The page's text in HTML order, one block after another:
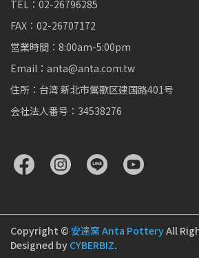
TEL：02-26796285
FAX：02-26707172
営業時間：8:00am-5:00pm
Email：anta@anta.com.tw
住所：台湾 新北市鶯歌区建国路401号
会社法人番号：34538276
Copyright © 安達窯 Anta PotteryAll
Designed by CYBERBIZ.